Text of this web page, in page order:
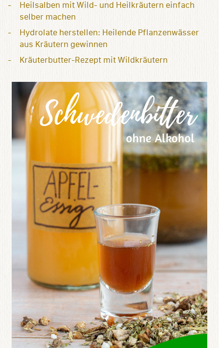
Heilsalben mit Wild- und Heilkräutern einfach
selber machen
Hydrolate herstellen: Heilende Pflanzenwässer
aus Kräutern gewinnen
Kräuterbutter-Rezept mit Wildkräutern